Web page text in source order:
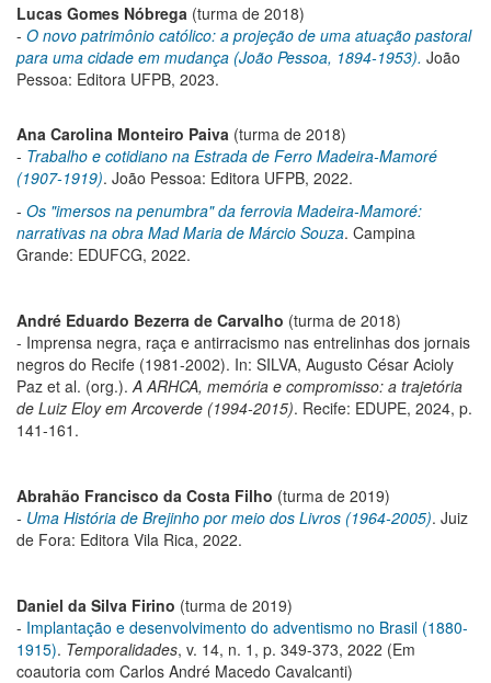
Lucas Gomes Nóbrega (turma de 2018)
- O novo patrimônio católico: a projeção de uma atuação pastoral
para uma cidade em mudança (João Pessoa, 1894-1953). João
Pessoa: Editora UFPB, 2023.
Ana Carolina Monteiro Paiva (turma de 2018)
- Trabalho e cotidiano na Estrada de Ferro Madeira-Mamoré
(1907-1919). João Pessoa: Editora UFPB, 2022.
- Os "imersos na penumbra" da ferrovia Madeira-Mamoré:
narrativas na obra Mad Maria de Márcio Souza. Campina
Grande: EDUFCG, 2022.
André Eduardo Bezerra de Carvalho (turma de 2018)
- Imprensa negra, raça e antirracismo nas entrelinhas dos jornais
negros do Recife (1981-2002). In: SILVA, Augusto César Acioly
Paz et al. (org.). A ARHCA, memória e compromisso: a trajetória
de Luiz Eloy em Arcoverde (1994-2015). Recife: EDUPE, 2024, p.
141-161.
Abrahão Francisco da Costa Filho (turma de 2019)
- Uma História de Brejinho por meio dos Livros (1964-2005). Juiz
de Fora: Editora Vila Rica, 2022.
Daniel da Silva Firino (turma de 2019)
- Implantação e desenvolvimento do adventismo no Brasil (1880-
1915). Temporalidades, v. 14, n. 1, p. 349-373, 2022 (Em
coautoria com Carlos André Macedo Cavalcanti)